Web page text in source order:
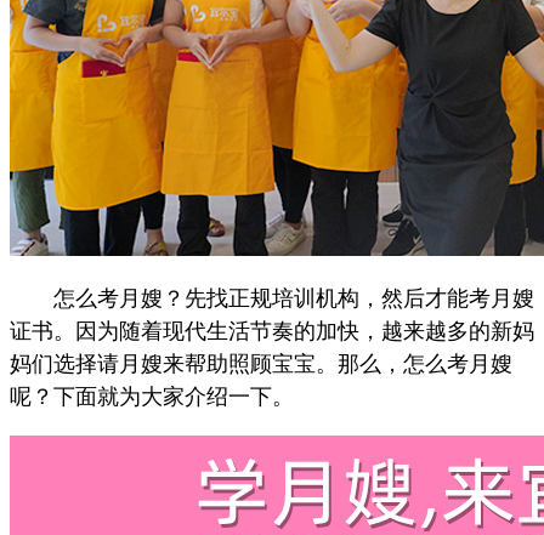
怎么考月嫂？先找正规培训机构，然后才能考月嫂
证书。因为随着现代生活节奏的加快，越来越多的新妈
妈们选择请月嫂来帮助照顾宝宝。那么，怎么考月嫂
呢？下面就为大家介绍一下。